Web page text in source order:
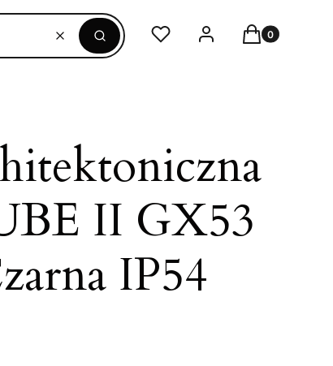
WyczyśćSzukaj
Ulubione Zaloguj sięProdukty w
Koszyk
II GX53
IP54